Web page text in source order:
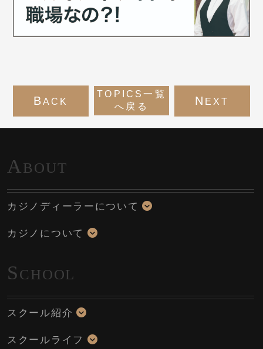
BACK
TOPICS一覧
へ戻る
N EXT
A BOUT
カジノディーラーについて
カジノについて
SCHOOL
スクール紹介
スクールライフ